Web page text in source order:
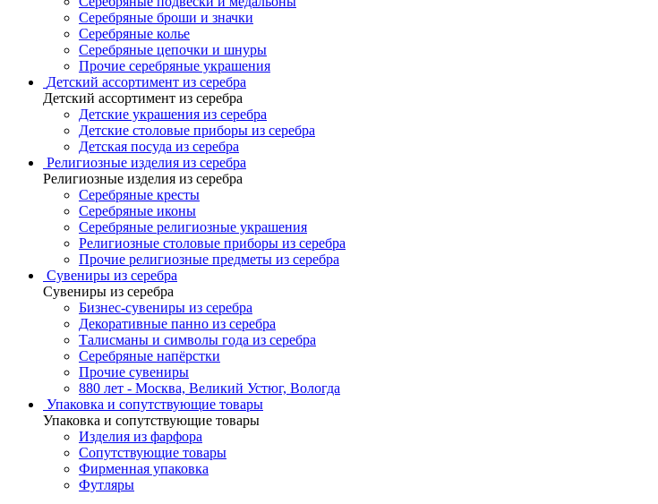
Серебряные броши и значки
Серебряные колье
Серебряные цепочки и шнуры
Прочие серебряные украшения
Детский ассортимент из серебра
Детский ассортимент из серебра
Детские украшения из серебра
Детские столовые приборы из серебра
Детская посуда из серебра
Религиозные изделия из серебра
Религиозные изделия из серебра
Серебряные кресты
Серебряные иконы
Серебряные религиозные украшения
Религиозные столовые приборы из серебра
Прочие религиозные предметы из серебра
Сувениры из серебра
Сувениры из серебра
Бизнес-сувениры из серебра
Декоративные панно из серебра
Талисманы и символы года из серебра
Серебряные напёрстки
Прочие сувениры
880 лет - Москва, Великий Устюг, Вологда
Упаковка и сопутствующие товары
Упаковка и сопутствующие товары
Изделия из фарфора
Сопутствующие товары
Фирменная упаковка
Футляры